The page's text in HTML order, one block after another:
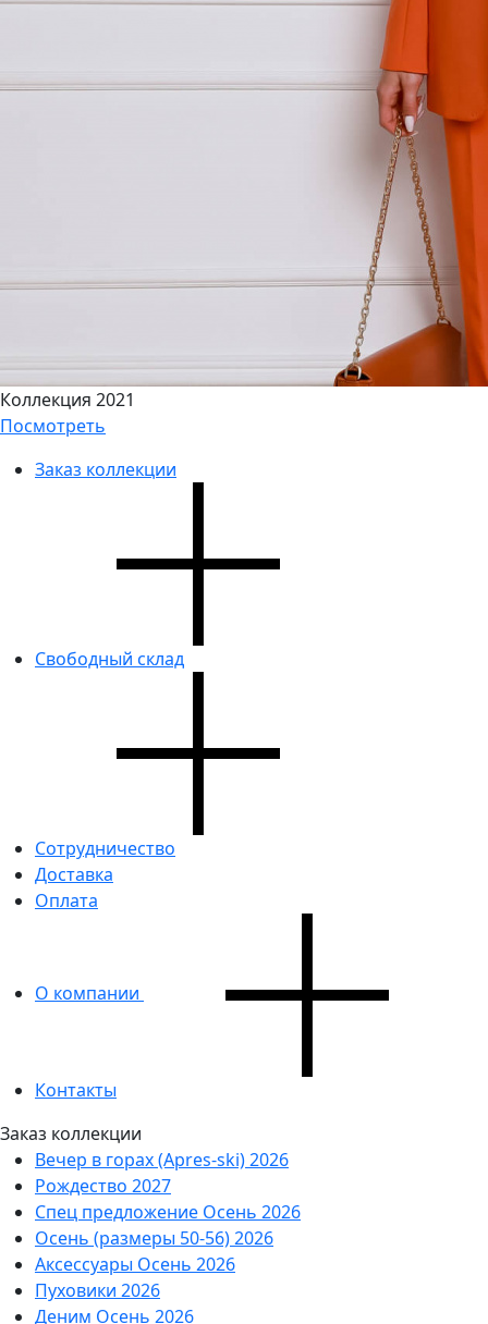
Коллекция 2021
Посмотреть
Заказ коллекции
Свободный склад
Сотрудничество
Доставка
Оплата
О компании
Контакты
Заказ коллекции
Вечер в горах (Apres-ski) 2026
Рождество 2027
Спец предложение Осень 2026
Осень (размеры 50-56) 2026
Аксессуары Осень 2026
Пуховики 2026
Деним Осень 2026